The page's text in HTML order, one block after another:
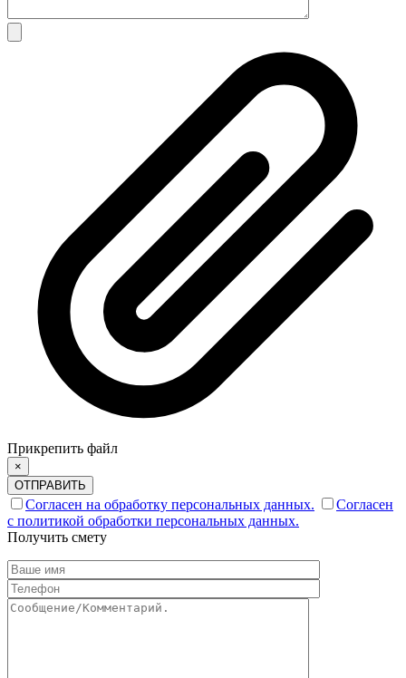
Прикрепить файл
×
ОТПРАВИТЬ
Согласен на обработку персональных данных.
Согласен
с политикой обработки персональных данных.
Получить смету